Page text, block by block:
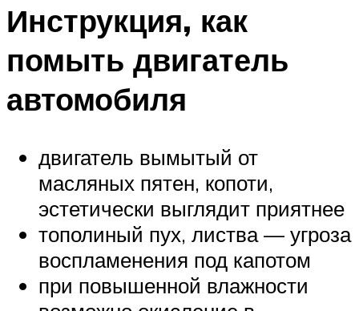
Инструкция, как
помыть двигатель
автомобиля
двигатель вымытый от
масляных пятен, копоти,
эстетически выглядит приятнее
тополиный пух, листва — угроза
воспламенения под капотом
при повышенной влажности